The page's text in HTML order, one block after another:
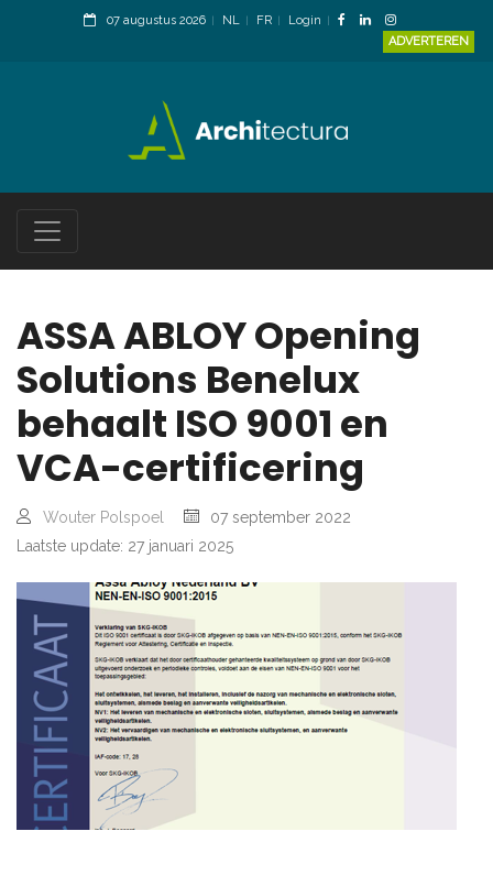
07 augustus 2026 NL FR
Login
ADVERTEREN
ASSA ABLOY Opening
Solutions Benelux
behaalt ISO 9001 en
VCA-certificering
Wouter Polspoel
07 september 2022
Laatste update: 27 januari 2025